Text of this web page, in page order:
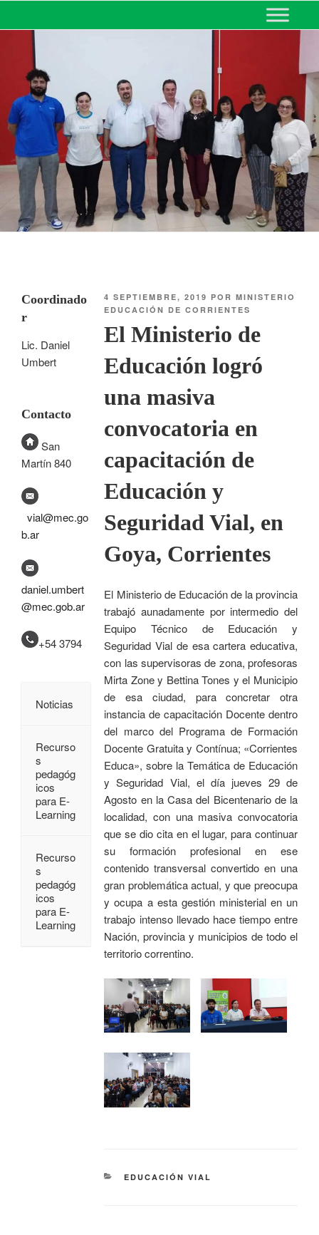
MINISTERIO DE EDUCACIÓN
DE CORRIENTES
4 SEPTIEMBRE, 2019 PORMINISTERIO
EDUCACIÓN DE CORRIENTES
El Ministerio de
Educación logró
una masiva
convocatoria en
capacitación de
Educación y
Seguridad Vial, en
Goya, Corrientes
El Ministerio de Educación de la provincia
trabajó aunadamente por intermedio del
Equipo Técnico de Educación y
Seguridad Vial de esa cartera educativa,
con las supervisoras de zona, profesoras
Mirta Zone y Bettina Tones y el Municipio
de esa ciudad, para concretar otra
instancia de capacitación Docente dentro
del marco del Programa de Formación
Docente Gratuita y Contínua; «Corrientes
Educa», sobre la Temática de Educación
y Seguridad Vial, el día jueves 29 de
Agosto en la Casa del Bicentenario de la
localidad, con una masiva convocatoria
que se dio cita en el lugar, para continuar
su formación profesional en ese
contenido transversal convertido en una
gran problemática actual, y que preocupa
y ocupa a esta gestión ministerial en un
trabajo intenso llevado hace tiempo entre
Nación, provincia y municipios de todo el
territorio correntino.
EDUCACIÓN VIAL
Coordinado
r
Lic. Daniel
Umbert
Contacto
San
Martín 840
vial@mec.go
b.ar
daniel.umbert
@mec.gob.ar
+54 3794
Noticias
Recurso
s
pedagóg
icos
para E-
Learning
Recurso
s
pedagóg
icos
para E-
Learning